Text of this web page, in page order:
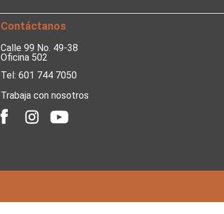
Contáctanos
Calle 99 No. 49-38
Oficina 502
Tel: 601 744 7050
Trabaja con nosotros